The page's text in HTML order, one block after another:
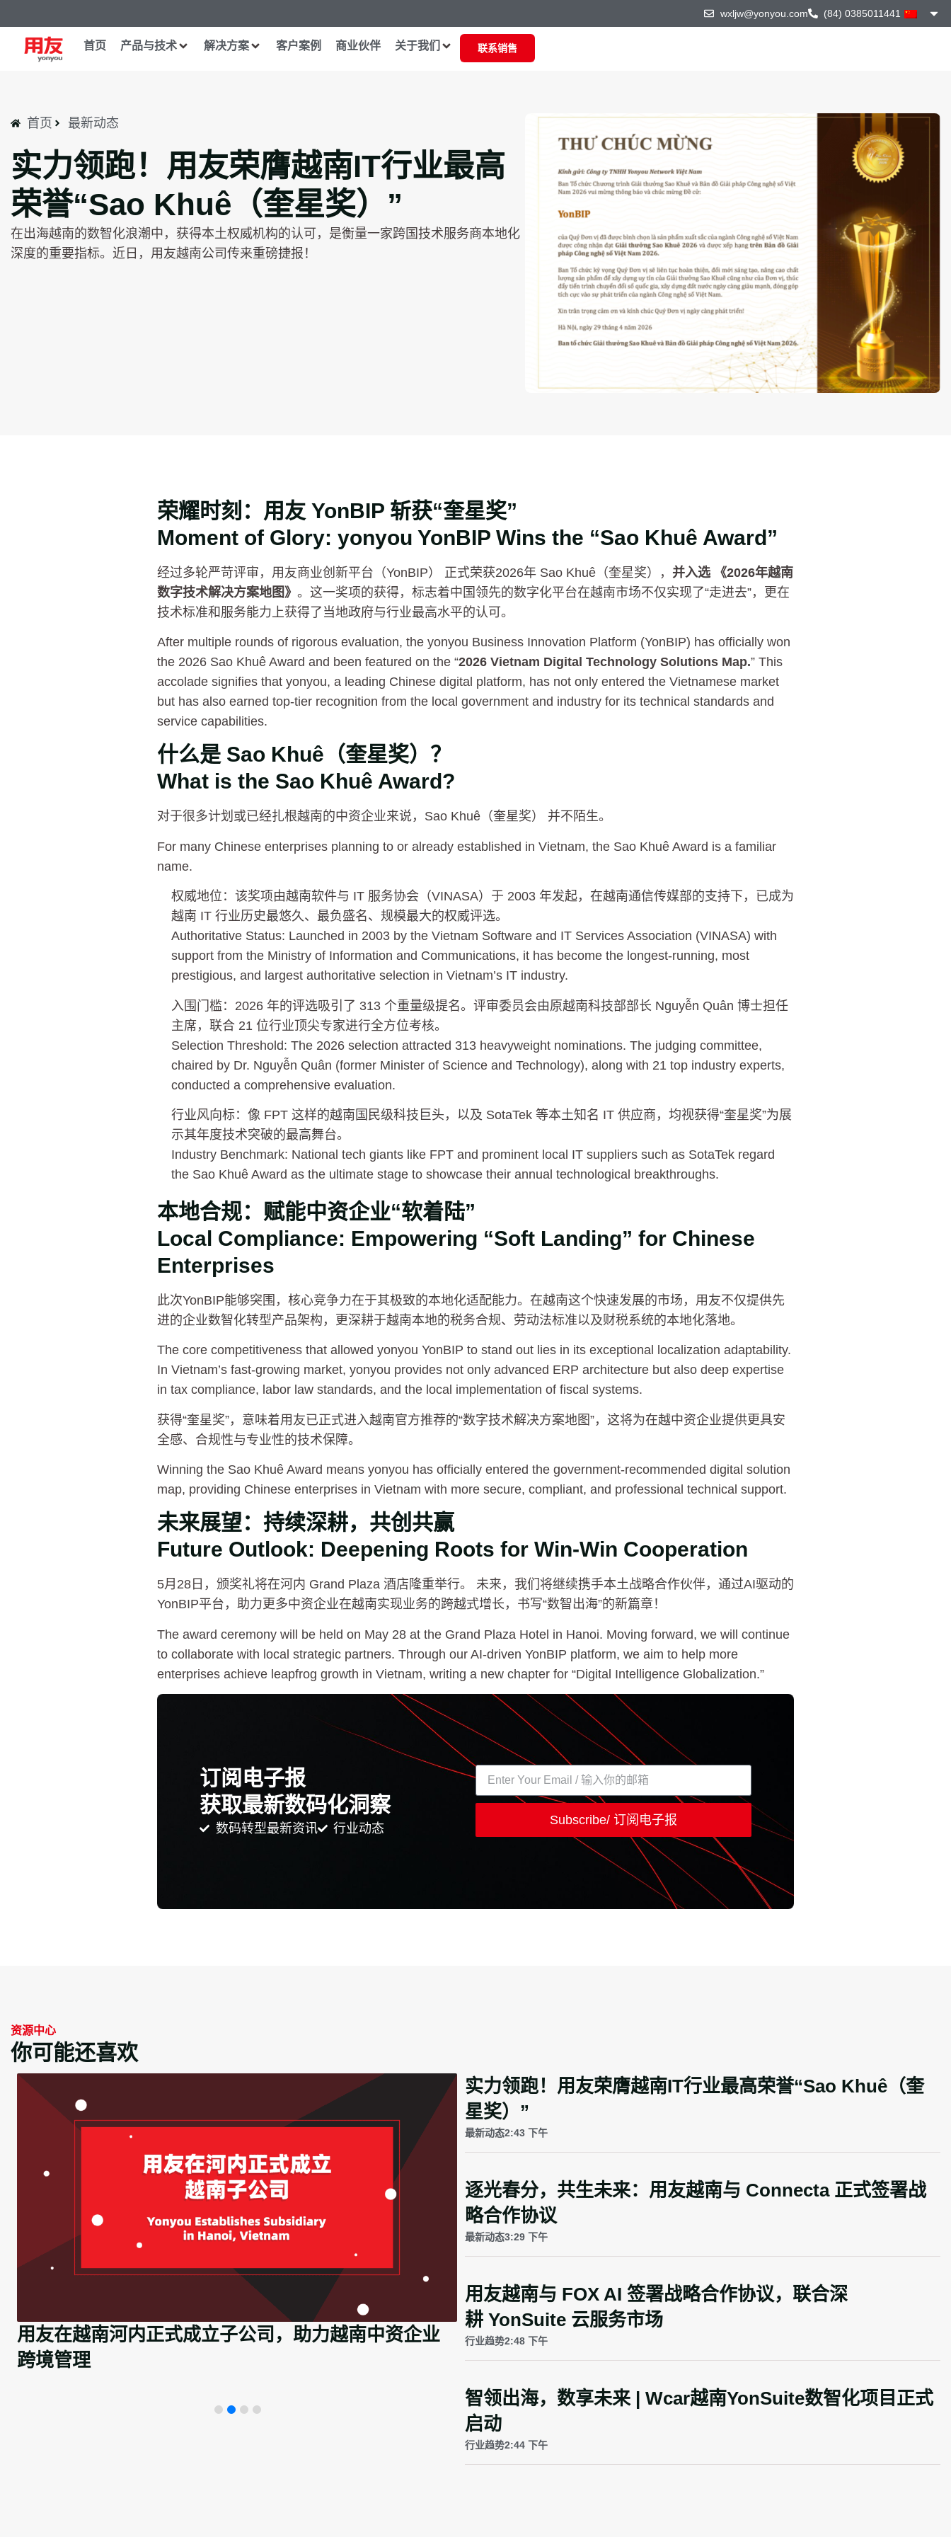
wxljw@yonyou.com (84) 0385011441
首页 产品与技术 解决方案 客户案例 商业伙伴 关于我们 联系销售
首页 最新动态
实力领跑！用友荣膺越南IT行业最高
荣誉“Sao Khuê（奎星奖）”
在出海越南的数智化浪潮中，获得本土权威机构的认可，是衡量一家跨国技术服务商本地化
深度的重要指标。近日，用友越南公司传来重磅捷报！
荣耀时刻：用友 YonBIP 斩获“奎星奖”
Moment of Glory: yonyou YonBIP Wins the “Sao Khuê Award”
经过多轮严苛评审，用友商业创新平台（YonBIP） 正式荣获2026年 Sao Khuê（奎星奖）， 并入选 《2026年越南
数字技术解决方案地图》 。这一奖项的获得，标志着中国领先的数字化平台在越南市场不仅实现了“走进去”，更在
技术标准和服务能力上获得了当地政府与行业最高水平的认可。
After multiple rounds of rigorous evaluation, the yonyou Business Innovation Platform (YonBIP) has officially won
the 2026 Sao Khuê Award and been featured on the “2026 Vietnam Digital Technology Solutions Map.” This
accolade signifies that yonyou, a leading Chinese digital platform, has not only entered the Vietnamese market
but has also earned top-tier recognition from the local government and industry for its technical standards and
service capabilities.
什么是 Sao Khuê（奎星奖）？
What is the Sao Khuê Award?
对于很多计划或已经扎根越南的中资企业来说，Sao Khuê（奎星奖） 并不陌生。
For many Chinese enterprises planning to or already established in Vietnam, the Sao Khuê Award is a familiar
name.
权威地位：该奖项由越南软件与 IT 服务协会（VINASA）于 2003 年发起，在越南通信传媒部的支持下，已成为
越南 IT 行业历史最悠久、最负盛名、规模最大的权威评选。
Authoritative Status: Launched in 2003 by the Vietnam Software and IT Services Association (VINASA) with
support from the Ministry of Information and Communications, it has become the longest-running, most
prestigious, and largest authoritative selection in Vietnam’s IT industry.
入围门槛：2026 年的评选吸引了 313 个重量级提名。评审委员会由原越南科技部部长 Nguyễn Quân 博士担任
主席，联合 21 位行业顶尖专家进行全方位考核。
Selection Threshold: The 2026 selection attracted 313 heavyweight nominations. The judging committee,
chaired by Dr. Nguyễn Quân (former Minister of Science and Technology), along with 21 top industry experts,
conducted a comprehensive evaluation.
行业风向标：像 FPT 这样的越南国民级科技巨头，以及 SotaTek 等本土知名 IT 供应商，均视获得“奎星奖”为展
示其年度技术突破的最高舞台。
Industry Benchmark: National tech giants like FPT and prominent local IT suppliers such as SotaTek regard
the Sao Khuê Award as the ultimate stage to showcase their annual technological breakthroughs.
本地合规：赋能中资企业“软着陆”
Local Compliance: Empowering “Soft Landing” for Chinese
Enterprises
此次YonBIP能够突围，核心竞争力在于其极致的本地化适配能力。在越南这个快速发展的市场，用友不仅提供先
进的企业数智化转型产品架构，更深耕于越南本地的税务合规、劳动法标准以及财税系统的本地化落地。
The core competitiveness that allowed yonyou YonBIP to stand out lies in its exceptional localization adaptability.
In Vietnam’s fast-growing market, yonyou provides not only advanced ERP architecture but also deep expertise
in tax compliance, labor law standards, and the local implementation of fiscal systems.
获得“奎星奖”，意味着用友已正式进入越南官方推荐的“数字技术解决方案地图”，这将为在越中资企业提供更具安
全感、合规性与专业性的技术保障。
Winning the Sao Khuê Award means yonyou has officially entered the government-recommended digital solution
map, providing Chinese enterprises in Vietnam with more secure, compliant, and professional technical support.
未来展望：持续深耕，共创共赢
Future Outlook: Deepening Roots for Win-Win Cooperation
5月28日，颁奖礼将在河内 Grand Plaza 酒店隆重举行。 未来，我们将继续携手本土战略合作伙伴，通过AI驱动的
YonBIP平台，助力更多中资企业在越南实现业务的跨越式增长，书写“数智出海”的新篇章！
The award ceremony will be held on May 28 at the Grand Plaza Hotel in Hanoi. Moving forward, we will continue
to collaborate with local strategic partners. Through our AI-driven YonBIP platform, we aim to help more
enterprises achieve leapfrog growth in Vietnam, writing a new chapter for “Digital Intelligence Globalization.”
订阅电子报
获取最新数码化洞察
数码转型最新资讯 行业动态
Subscribe/ 订阅电子报
资源中心
你可能还喜欢
用友在越南河内正式成立子公司，助力越南中资企业
跨境管理
用友与越南ICT巨头FPT达成战略合作，共同拓展全球
市场
实力领跑！用友荣膺越南IT行业最高荣誉“Sao Khuê（奎
星奖）”
最新动态2:43 下午
逐光春分，共生未来：用友越南与 Connecta 正式签署战
略合作协议
最新动态3:29 下午
用友越南与 FOX AI 签署战略合作协议，联合深
耕 YonSuite 云服务市场
行业趋势2:48 下午
智领出海，数享未来 | Wcar越南YonSuite数智化项目正式
启动
行业趋势2:44 下午